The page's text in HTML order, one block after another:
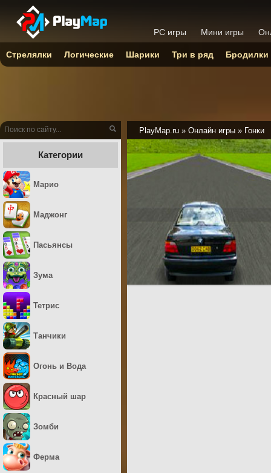
PlayMap.ru » Онлайн игры » Гонки
Категории
Марио
Маджонг
Пасьянсы
Зума
Тетрис
Танчики
Огонь и Вода
Красный шар
Зомби
Ферма
PC игры Мини игры
Стрелялки Логические Шарики Три в ряд Бродилки